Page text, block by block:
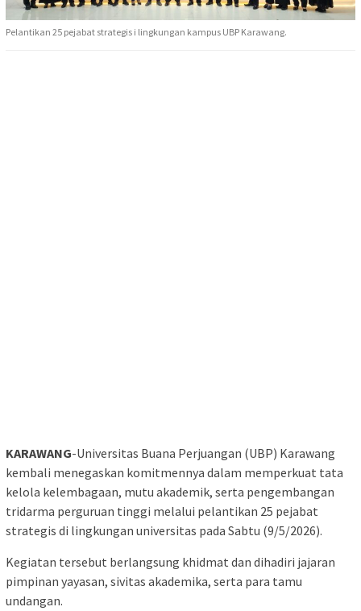
Pelantikan 25 pejabat strategis i lingkungan kampus UBP Karawang.
KARAWANG-Universitas Buana Perjuangan (UBP) Karawang
kembali menegaskan komitmennya dalam memperkuat tata
kelola kelembagaan, mutu akademik, serta pengembangan
tridarma perguruan tinggi melalui pelantikan 25 pejabat
strategis di lingkungan universitas pada Sabtu (9/5/2026).
Kegiatan tersebut berlangsung khidmat dan dihadiri jajaran
pimpinan yayasan, sivitas akademika, serta para tamu
undangan.